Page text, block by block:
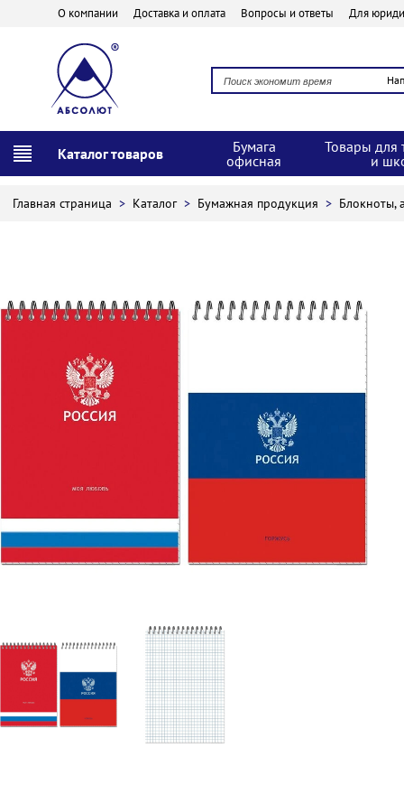
О компании Доставка и оплата Вопросы и ответы Для
Каталог товаров
Бумага
офисная
Товары для
и
Главная страница > Каталог > Бумажная продукция > Блокноты,